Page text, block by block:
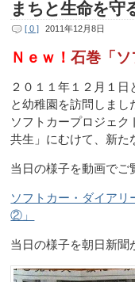
まちと生命を守
[ 0 ] 2011年12月8日
Ｎｅｗ！石巻「ソ
２０１１年１２月１
と幼稚園を訪問しまし
ソフトカープロジェ
共生」にむけて、新た
当日の様子を動画でご
ソフトカー・ダイアリ
②」
当日の様子を朝日新聞